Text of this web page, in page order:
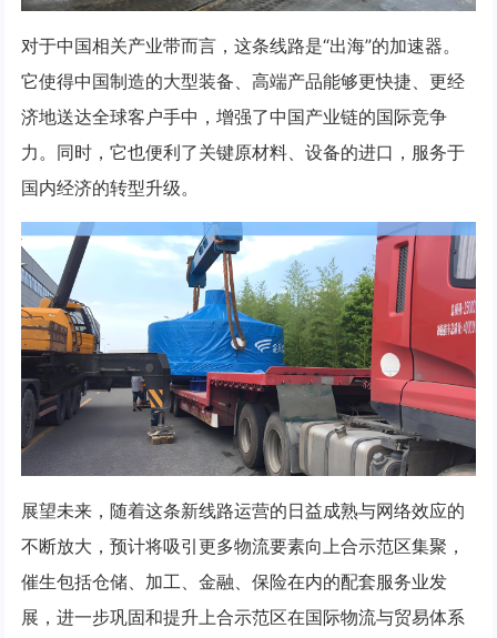
对于中国相关产业带而言，这条线路是“出海”的加速器。
它使得中国制造的大型装备、高端产品能够更快捷、更经
济地送达全球客户手中，增强了中国产业链的国际竞争
力。同时，它也便利了关键原材料、设备的进口，服务于
国内经济的转型升级。
展望未来，随着这条新线路运营的日益成熟与网络效应的
不断放大，预计将吸引更多物流要素向上合示范区集聚，
催生包括仓储、加工、金融、保险在内的配套服务业发
展，进一步巩固和提升上合示范区在国际物流与贸易体系